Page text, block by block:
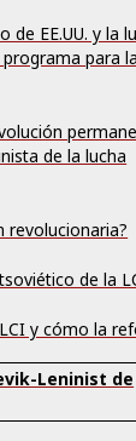
de EE.UU. y la
para
de la lucha
revolucionaria?
de la
y cómo la
Leninist de